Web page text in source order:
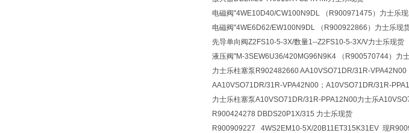
电磁阀"4WE10D40/CW100N9DL （R900971475）力士乐
电磁阀"4WE6D62/EW100N9DL （R900922866）力士乐现
先导单向阀Z2FS10-5-3X/数量1--Z2FS10-5-3X/V力士乐现货
液压阀"M-3SEW6U36/420MG96N9K4 （R900570744）力
力士乐柱塞泵R902482660 AA10VSO71DR/31R-
AA10VSO71DR/31R-VPA42N00；A10VSO71DR/31R-
力士乐柱塞泵A10VSO71DR/31R-PPA12N00力士乐
R900424278 DBDS20P1X/315 力士乐现货
R900909227 4WS2EM10-5X/20B11ET315K31EV 现